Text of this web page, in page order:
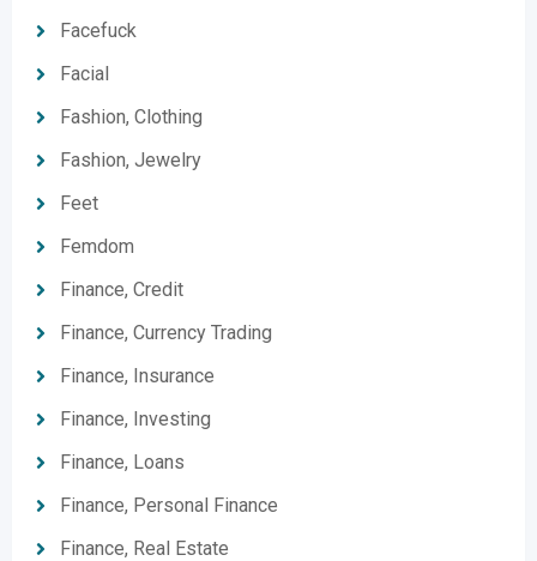
Facefuck
Facial
Fashion, Clothing
Fashion, Jewelry
Feet
Femdom
Finance, Credit
Finance, Currency Trading
Finance, Insurance
Finance, Investing
Finance, Loans
Finance, Personal Finance
Finance, Real Estate